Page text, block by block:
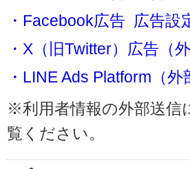
・Facebook広告 広告
・X（旧Twitter）広告（
・LINE Ads Platform（
※利用者情報の外部送信
覧ください。